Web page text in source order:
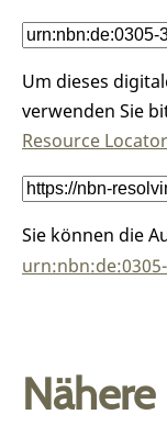
Um dieses
verwenden Sie
Resource
Sie können die